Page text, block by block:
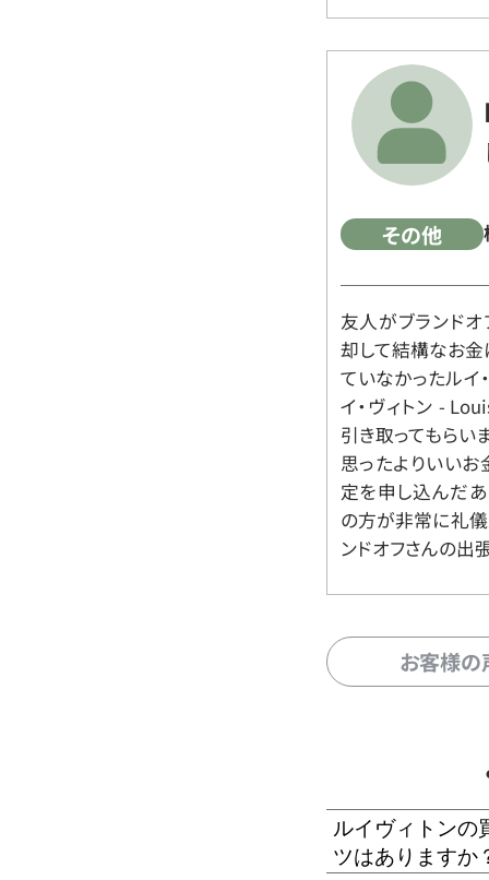
その他
友人がブランド
却して結構なお金
ていなかったルイ
イ・ヴィトン -
引き取ってもらい
思ったよりいいお
定を申し込んだ
の方が非常に礼儀
ンドオフさんの出
お客様
ルイヴィトンの
ツはありますか